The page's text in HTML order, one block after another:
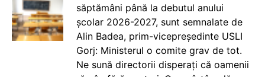
săptămâni până la debutul anului
școlar 2026-2027, sunt semnalate de
Alin Badea, prim-vicepreședinte USLI
Gorj: Ministerul o comite grav de tot.
Ne sună directorii disperați că oamenii